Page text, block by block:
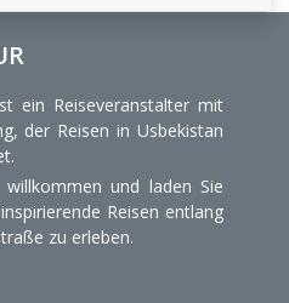
ein Reiseveranstalter mit
der Reisen in Usbekistan
und laden Sie
Reisen entlang
zu erleben.